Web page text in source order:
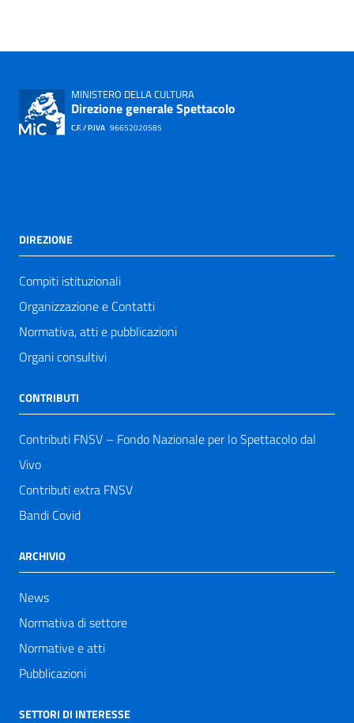
MINISTERO DELLA CULTURA
Direzione generale Spettacolo
C.F. / P.IVA 96652020585
DIREZIONE
Compiti istituzionali
Organizzazione e Contatti
Normativa, atti e pubblicazioni
Organi consultivi
CONTRIBUTI
Contributi FNSV – Fondo Nazionale per lo Spettacolo dal
Vivo
Contributi extra FNSV
Bandi Covid
ARCHIVIO
News
Normativa di settore
Normative e atti
Pubblicazioni
SETTORI DI INTERESSE